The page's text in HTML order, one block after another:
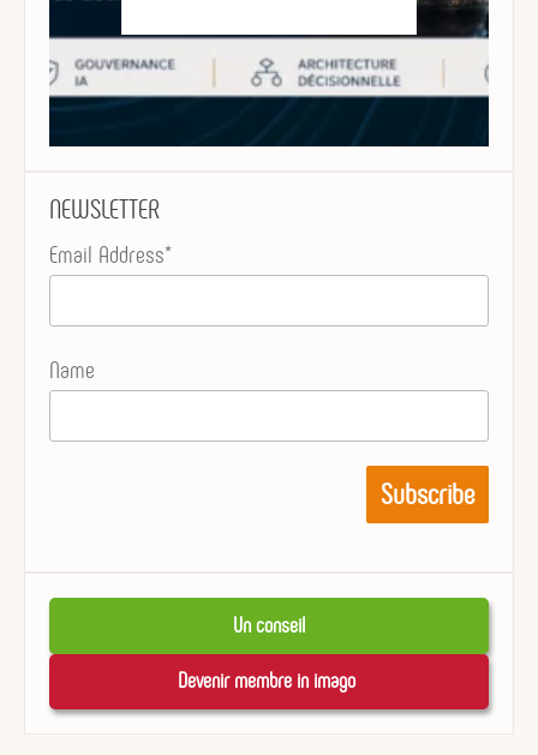
NEWSLETTER
Email Address*
Name
Un conseil
Devenir membre in imago